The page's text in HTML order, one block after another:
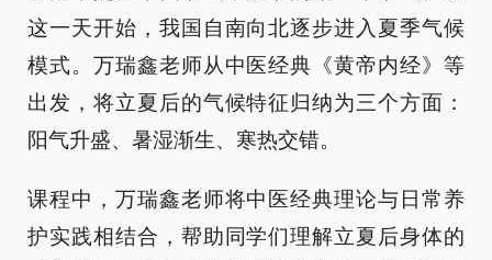
这一天开始，我国自南向北逐步进入夏季气候
模式。万瑞鑫老师从中医经典《黄帝内经》等
出发，将立夏后的气候特征归纳为三个方面：
阳气升盛、暑湿渐生、寒热交错。
课程中，万瑞鑫老师将中医经典理论与日常养
护实践相结合，帮助同学们理解立夏后身体的